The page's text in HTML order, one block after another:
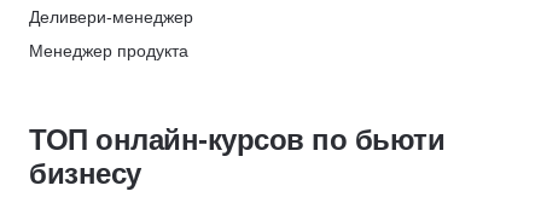
Скидка 10%
Merion Academy
Юридические аспекты бизнеса
Гостиничный бизнес
Государственное и муниципальное управление (ГМУ)
Менеджер в здравоохранении
Управление удаленной командой
Финансовый директор
Деливери-менеджер
Менеджер продукта
Agile
Scrum
ТОП онлайн-курсов по бьюти
бизнесу